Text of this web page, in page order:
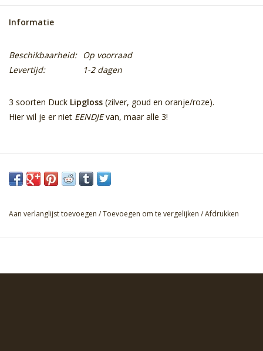
Informatie
Beschikbaarheid: Op voorraad
Levertijd:
1-2 dagen
3 soorten Duck Lipgloss (zilver, goud en oranje/roze).
Hier wil je er niet EENDJEvan, maar alle 3!
Aan verlanglijst toevoegen /Toevoegen om te vergelijken /Afdrukken